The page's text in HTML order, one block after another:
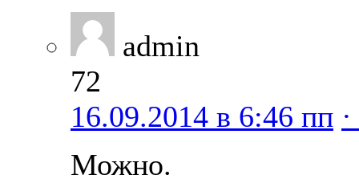
admin
72
16.09.2014 в 6:46 пп
Можно.